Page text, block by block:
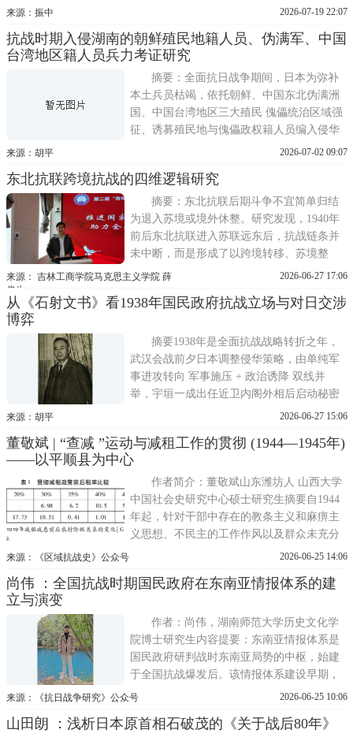
忽视二战结束后中国仍持续发生的领土分
依托大国博弈、冷战格局与周边国家地缘扩
张，中国相继丧失外蒙古主权、唐努乌梁海
控制权，沙俄(俄罗斯)固化东北、西
来源：振中 2026-07-19 22:07
抗战时期入侵湖南的朝鲜殖民地籍人员、伪满军、中国
台湾地区籍人员兵力考证研究
摘要：全面抗日战争期间，日本为弥补
本土兵员枯竭，依托朝鲜、中国东北伪满洲
国、中国台湾地区三大殖民 傀儡统治区域强
征、诱募殖民地与傀儡政权籍人员编入侵华
武装，大量随日军第 11 军参与长沙会战、常
战史研究多聚焦日本本土师团，对三类附庸
武装入湘参战兵力、编制、职能、作战分布
缺乏系统性分域考
来源：胡平 2026-07-02 09:07
东北抗联跨境抗战的四维逻辑研究
摘要：东北抗联后期斗争不宜简单归结
为退入苏境或境外休整。研究发现，1940年
前后东北抗联进入苏联远东后，抗战链条并
未中断，而是形成了以跨境转移、苏境整
训、小部队潜回、情报侦察、领导权维护和
维逻辑表现为空间重组、组织再造、行动循
助于突破入苏整训史或第88旅史
来源： 吉林工商学院马克思主义学院 薛
俊生
2026-06-27 17:06
从《石射文书》看1938年国民政府抗战立场与对日交涉
博弈
摘要1938年是全面抗战战略转折之年，
武汉会战前夕日本调整侵华策略，由单纯军
事进攻转向 军事施压 + 政治诱降 双线并
举，宇垣一成出任近卫内阁外相后启动秘密
对华和谈，外务省东亚局长石射猪太郎全程
《石射文书》。该文书完整留存1938年港沪
秘密谈判往来电文、会谈纪要、日方对华条
件、中方代表回应与高
来源：胡平 2026-06-27 15:06
董敬斌 | “查减 ”运动与减租工作的贯彻 (1944—1945年)
——以平顺县为中心
作者简介：董敬斌山东潍坊人 山西大学
中国社会史研究中心硕士研究生摘要自1944
年起，针对干部中存在的教条主义和麻痹主
义思想、不民主的工作作风以及群众未充分
发动、土地政策未能很好落实的困境，中共
检查减租运动。此次检查锻炼了干部队伍，
直接指导了平顺
来源：《区域抗战史》公众号 2026-06-25 14:06
尚伟 ：全国抗战时期国民政府在东南亚情报体系的建
立与演变
作者：尚伟，湖南师范大学历史文化学
院博士研究生内容提要：东南亚情报体系是
国民政府研判战时东南亚局势的中枢，始建
于全国抗战爆发后。该情报体系建设早期，
以泰国问题为核心，初步统合了外交部、军
为摸清日本假越攻滇消息的真假，昆明行营
来源：《抗日战争研究》公众号 2026-06-25 10:06
山田朗 ：浅析日本原首相石破茂的《关于战后80年》